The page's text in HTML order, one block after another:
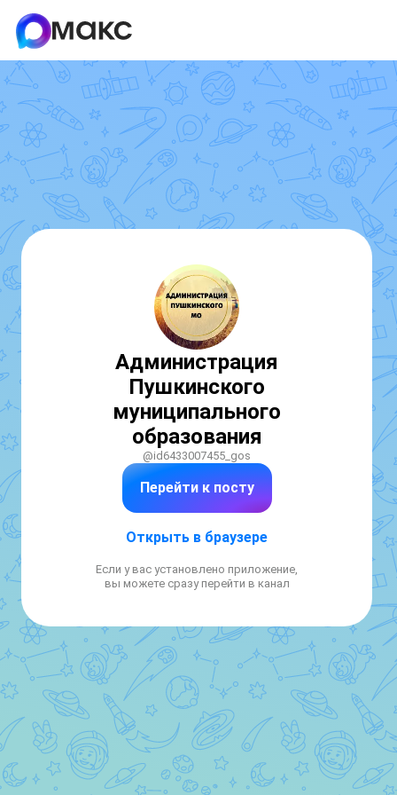
Администрация
Пушкинского
муниципального
образования
@id6433007455_gos
Перейти к посту
Открыть в браузере
Если у вас установлено приложение,
вы можете сразу перейти в канал